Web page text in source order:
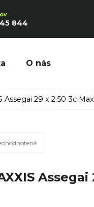
844
O nás
Assegai 29 x 2.50 3c